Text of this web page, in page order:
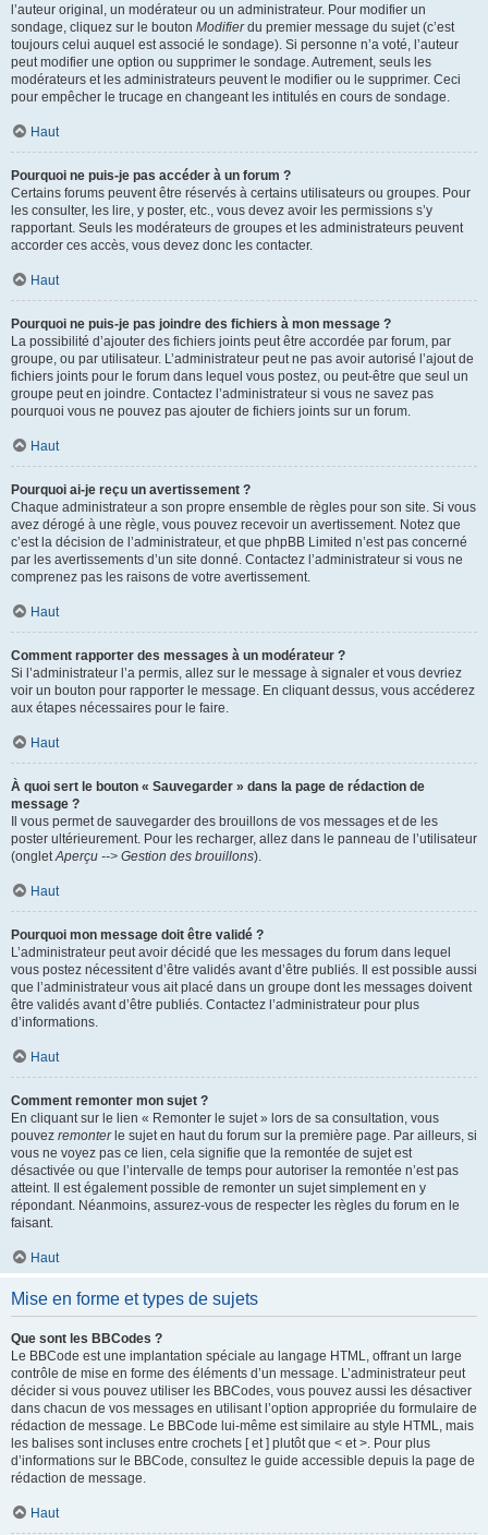
l’auteur original, un modérateur ou un administrateur. Pour modifier un
sondage, cliquez sur le bouton Modifierdu premier message du sujet (c’est
toujours celui auquel est associé le sondage). Si personne n’a voté, l’auteur
peut modifier une option ou supprimer le sondage. Autrement, seuls les
modérateurs et les administrateurs peuvent le modifier ou le supprimer. Ceci
pour empêcher le trucage en changeant les intitulés en cours de sondage.
Haut
Pourquoi ne puis-je pas accéder à un forum ?
Certains forums peuvent être réservés à certains utilisateurs ou groupes. Pour
les consulter, les lire, y poster, etc., vous devez avoir les permissions s’y
rapportant. Seuls les modérateurs de groupes et les administrateurs peuvent
accorder ces accès, vous devez donc les contacter.
Haut
Pourquoi ne puis-je pas joindre des fichiers à mon message ?
La possibilité d’ajouter des fichiers joints peut être accordée par forum, par
groupe, ou par utilisateur. L’administrateur peut ne pas avoir autorisé l’ajout de
fichiers joints pour le forum dans lequel vous postez, ou peut-être que seul un
groupe peut en joindre. Contactez l’administrateur si vous ne savez pas
pourquoi vous ne pouvez pas ajouter de fichiers joints sur un forum.
Haut
Pourquoi ai-je reçu un avertissement ?
Chaque administrateur a son propre ensemble de règles pour son site. Si vous
avez dérogé à une règle, vous pouvez recevoir un avertissement. Notez que
c’est la décision de l’administrateur, et que phpBB Limited n’est pas concerné
par les avertissements d’un site donné. Contactez l’administrateur si vous ne
comprenez pas les raisons de votre avertissement.
Haut
Comment rapporter des messages à un modérateur ?
Si l’administrateur l’a permis, allez sur le message à signaler et vous devriez
voir un bouton pour rapporter le message. En cliquant dessus, vous accéderez
aux étapes nécessaires pour le faire.
Haut
À quoi sert le bouton « Sauvegarder » dans la page de rédaction de
message ?
Il vous permet de sauvegarder des brouillons de vos messages et de les
poster ultérieurement. Pour les recharger, allez dans le panneau de l’utilisateur
(ongletAperçu --> Gestion des brouillons).
Haut
Pourquoi mon message doit être validé ?
L’administrateur peut avoir décidé que les messages du forum dans lequel
vous postez nécessitent d’être validés avant d’être publiés. Il est possible aussi
que l’administrateur vous ait placé dans un groupe dont les messages doivent
être validés avant d’être publiés. Contactez l’administrateur pour plus
d’informations.
Haut
Comment remonter mon sujet ?
En cliquant sur le lien « Remonter le sujet » lors de sa consultation, vous
pouvez remonterle sujet en haut du forum sur la première page. Par ailleurs, si
vous ne voyez pas ce lien, cela signifie que la remontée de sujet est
désactivée ou que l’intervalle de temps pour autoriser la remontée n’est pas
atteint. Il est également possible de remonter un sujet simplement en y
répondant. Néanmoins, assurez-vous de respecter les règles du forum en le
faisant.
Haut
Mise en forme et types de sujets
Que sont les BBCodes ?
Le BBCode est une implantation spéciale au langage HTML, offrant un large
contrôle de mise en forme des éléments d’un message. L’administrateur peut
décider si vous pouvez utiliser les BBCodes, vous pouvez aussi les désactiver
dans chacun de vos messages en utilisant l’option appropriée du formulaire de
rédaction de message. Le BBCode lui-même est similaire au style HTML, mais
les balises sont incluses entre crochets [ et ] plutôt que < et >. Pour plus
d’informations sur le BBCode, consultez le guide accessible depuis la page de
rédaction de message.
Haut